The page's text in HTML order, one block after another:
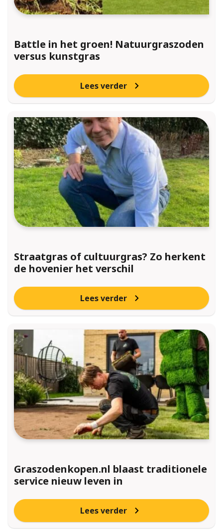
Battle in het groen! Natuurgraszoden
versus kunstgras
Lees verder
Straatgras of cultuurgras? Zo herkent
de hovenier het verschil
Lees verder
Graszodenkopen.nl blaast traditionele
service nieuw leven in
Lees verder